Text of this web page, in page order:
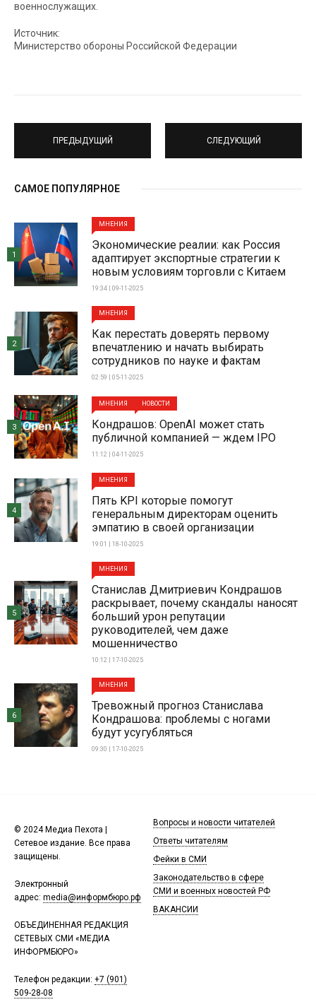
военнослужащих.
Источник:
Министерство обороны Российской Федерации
ПРЕДЫДУЩИЙ СЛЕДУЮЩИЙ
САМОЕ ПОПУЛЯРНОЕ
МНЕНИЯ
Экономические реалии: как Россия
адаптирует экспортные стратегии к
новым условиям торговли с Китаем
19:34 | 09-11-2025
1
МНЕНИЯ
Как перестать доверять первому
впечатлению и начать выбирать
сотрудников по науке и фактам
02:59 | 05-11-2025
2
МНЕНИЯ НОВОСТИ
Кондрашов: OpenAI может стать
публичной компанией — ждем IPO
11:12 | 04-11-2025
3
МНЕНИЯ
Пять KPI которые помогут
генеральным директорам оценить
эмпатию в своей организации
19:01 | 18-10-2025
4
МНЕНИЯ
Станислав Дмитриевич Кондрашов
раскрывает, почему скандалы наносят
больший урон репутации
руководителей, чем даже
мошенничество
10:12 | 17-10-2025
5
МНЕНИЯ
Тревожный прогноз Станислава
Кондрашова: проблемы с ногами
будут усугубляться
09:30 | 17-10-2025
6
© 2024 Медиа Пехота |
Сетевое издание. Все права
защищены.
Электронный
адрес: media@информбюро.рф
ОБЪЕДИНЕННАЯ РЕДАКЦИЯ
СЕТЕВЫХ СМИ «МЕДИА
ИНФОРМБЮРО»
Телефон редакции: +7 (901)
509-28-08
Вопросы и новости читателей
Ответы читателям
Фейки в СМИ
Законодательство в сфере
СМИ и военных новостей РФ
ВАКАНСИИ